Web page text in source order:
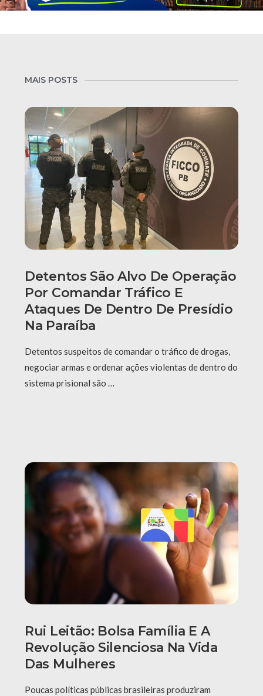
MAIS POSTS
Detentos São Alvo De Operação
Por Comandar Tráfico E
Ataques De Dentro De Presídio
Na Paraíba
Detentos suspeitos de comandar o tráfico de drogas,
negociar armas e ordenar ações violentas de dentro do
sistema prisional são …
Rui Leitão: Bolsa Família E A
Revolução Silenciosa Na Vida
Das Mulheres
Poucas políticas públicas brasileiras produziram